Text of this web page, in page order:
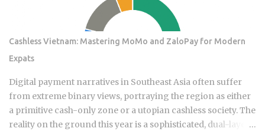
academic research — but the gap between that research
and what any specific product actually delivers is exactly
what this post works through. Since ETFs proliferated after
2008, the industry has packaged rotation logic into
hundreds of products. Robo-advisors, tactical allocation
funds, subscription-based quant newsletters — all of them
sell some variation of the same idea. Understanding the
underlying mechanics, separately from the produ...
Cashless Vietnam: Mastering MoMo and ZaloPay for Modern
Expats
Digital payment narratives in Southeast Asia often suffer
from extreme binary views, portraying the region as either
a primitive cash-only zone or a utopian cashless society. The
reality on the ground this year is a sophisticated, dual-layer